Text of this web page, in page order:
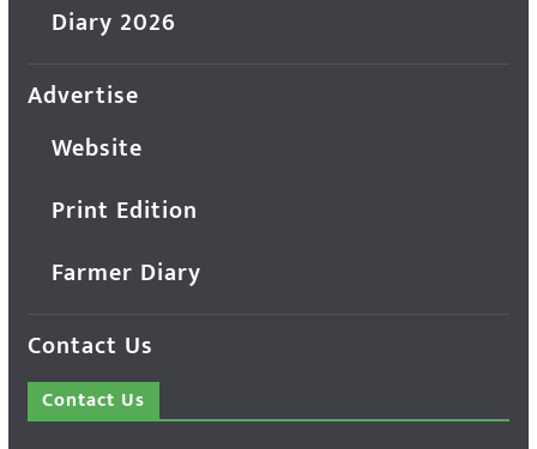
Diary 2026
Advertise
Website
Print Edition
Farmer Diary
Contact Us
Contact Us